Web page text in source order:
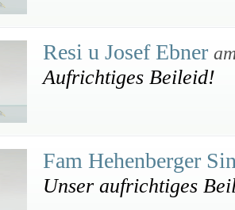
Resi u Josef Ebner
Aufrichtiges Beileid!
Fam Hehenberger
Unser aufrichtiges